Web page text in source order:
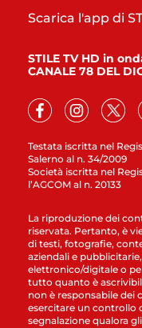
Testata iscritta nel
Salerno al n. 34/2009
Società iscritta nel
l’AGCOM al n. 20133
Scarica l'app di
STILE TV HD in
CANALE 78 DEL
La riproduzione dei
riservata. Pertanto, è
di testi, fotografie,
aziendali e
elettronico/digitale o
tutto quanto è
non è responsabile
esercitare un controllo
segnalazione qualora